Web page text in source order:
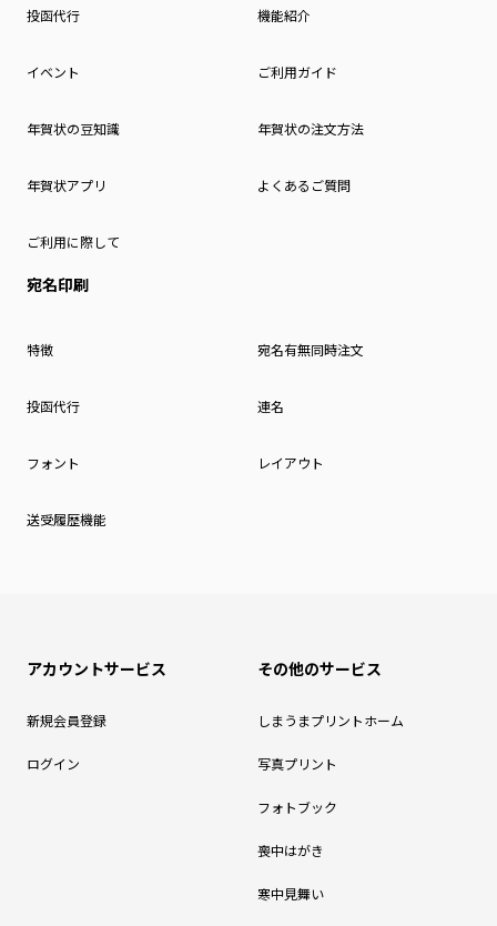
投函代行 機能紹介
イベント ご利用ガイド
年賀状の豆知識 年賀状の注文方法
年賀状アプリ よくあるご質問
ご利用に際して
宛名印刷
特徴 宛名有無同時注文
投函代行 連名
フォント レイアウト
送受履歴機能
アカウントサービス
新規会員登録
ログイン
その他のサービス
しまうまプリントホーム
写真プリント
フォトブック
喪中はがき
寒中見舞い